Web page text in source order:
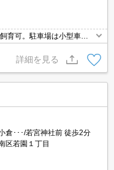
育可。駐車場は小型車ま
合、家賃2,000円増。
詳細を見る
倉･･･/若宮神社前 徒歩2分
区若園１丁目